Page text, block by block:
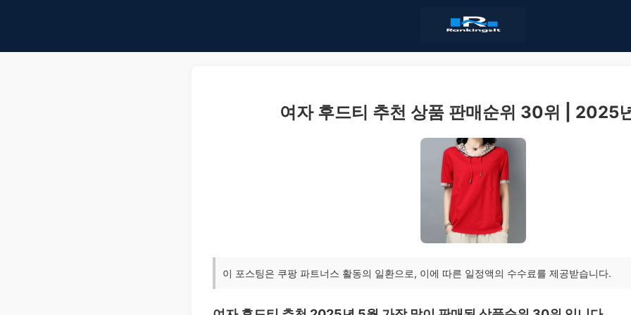
여자 후드티 추천 상품 판매순위 30위 | 2025
이 포스팅은 쿠팡 파트너스 활동의 일환으로, 이에 따른 일정액의 수수료를 제공받습니다.